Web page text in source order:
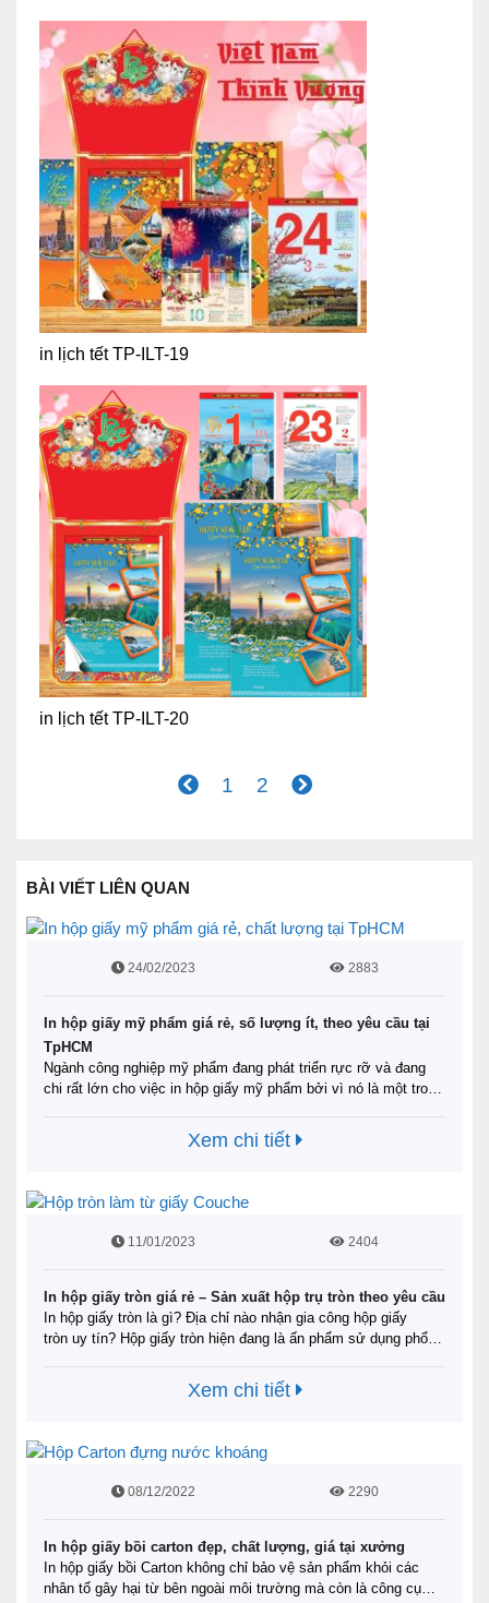
in lịch tết TP-ILT-19
in lịch tết TP-ILT-20
1 2
BÀI VIẾT LIÊN QUAN
24/02/2023 2883
In hộp giấy mỹ phẩm giá rẻ, số lượng ít, theo yêu cầu tại
TpHCM
Ngành công nghiệp mỹ phẩm đang phát triển rực rỡ và đang
chi rất lớn cho việc in hộp giấy mỹ phẩm bởi vì nó là một trong
người tiêu dùng. Thông qua hộp mỹ phẩm thu hút người mua
Đọc tiếpXem chi tiết
11/01/2023 2404
In hộp giấy tròn giá rẻ – Sản xuất hộp trụ tròn theo yêu cầu
In hộp giấy tròn là gì? Địa chỉ nào nhận gia công hộp giấy
tròn uy tín? Hộp giấy tròn hiện đang là ấn phẩm sử dụng phổ
mình, hãy cùng ingiasieure.com tìm hiểu qua bài viết này. Tin
rằng bạn sẽ sớm biết …Đọc tiếp
Xem chi tiết
08/12/2022 2290
In hộp giấy bồi carton đẹp, chất lượng, giá tại xưởng
In hộp giấy bồi Carton không chỉ bảo vệ sản phẩm khỏi các
nhân tố gây hại từ bên ngoài môi trường mà còn là công cụ